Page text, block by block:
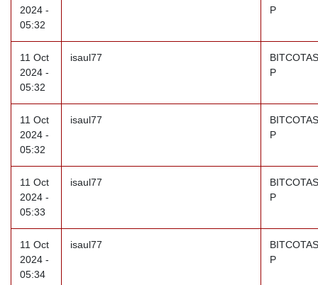
2024 -
05:32
P
11 Oct
2024 -
05:32
isaul77
P
11 Oct
2024 -
05:32
isaul77
P
11 Oct
2024 -
05:33
isaul77
P
11 Oct
2024 -
05:34
isaul77
P